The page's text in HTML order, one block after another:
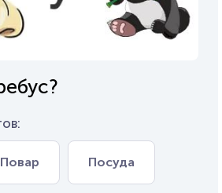
Повар Посуда